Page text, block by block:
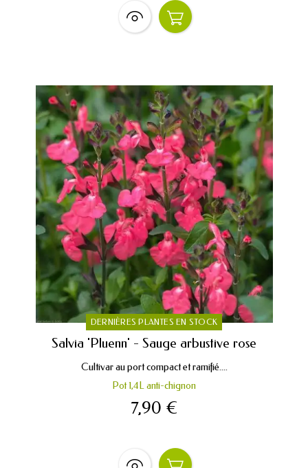
DERNIÈRES PLANTES EN STOCK
Salvia 'Pluenn' - Sauge arbustive rose
Cultivar au port compact et ramifié....
Pot 1,4L anti-chignon
7,90 €